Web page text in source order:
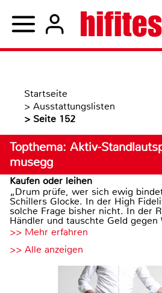
Startseite
> Ausstattungslisten
> Seite 152
Topthema: Aktiv-
musegg
Kaufen oder leihen
„Drum prüfe, wer sich ewig
Schillers Glocke. In der High
solche Frage bisher nicht. In der
Händler und tauschte Geld gegen
>> Mehr erfahren
>> Alle anzeigen